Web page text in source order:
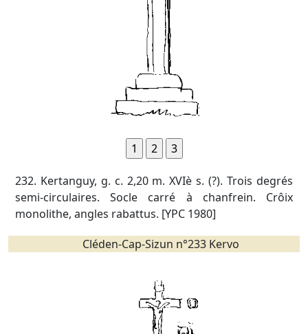
232. Kertanguy, g. c. 2,20 m. XVIè s. (?). Trois degrés
semi-circulaires. Socle carré à chanfrein. Crôix
monolithe, angles rabattus. [YPC 1980]
Cléden-Cap-Sizun n°233 Kervo